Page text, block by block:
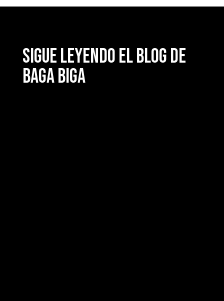
Sigue leyendo el blog de
Baga Biga